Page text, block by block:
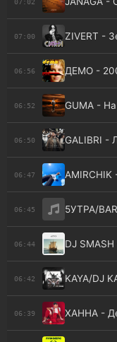
07:00 ZIVERT -
06:56 ДЕМО -
06:52 GUMA -
06:50 GALIBRI -
06:47
06:45 5УТРА/
06:44 DJ
06:42 KAYA/DJ
06:39 ХАННА -